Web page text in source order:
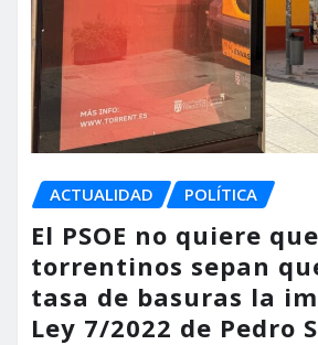
ACTUALIDAD POLÍTICA
El PSOE no quiere
torrentinos sepan
tasa de basuras la
Ley 7/2022 de Pedro